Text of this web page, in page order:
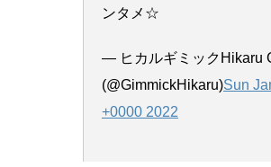
ンタメ☆
— ヒカルギミックHikaru
(@GimmickHikaru)Sun
+0000 2022